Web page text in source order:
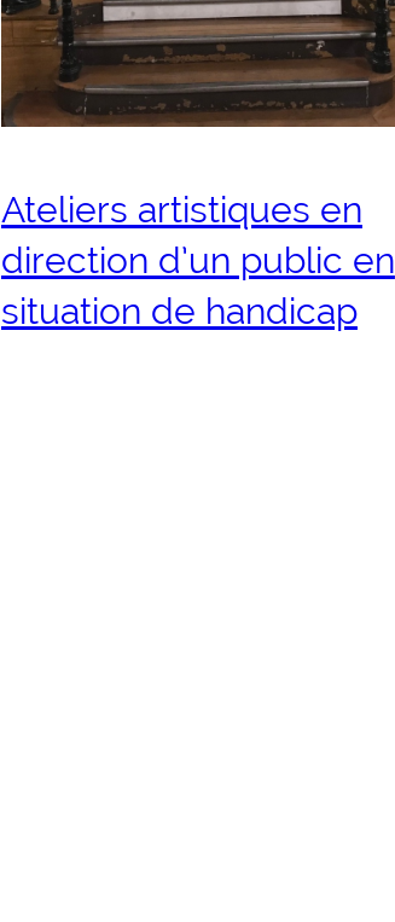
Ateliers artistiques en
direction d’un public en
situation de handicap